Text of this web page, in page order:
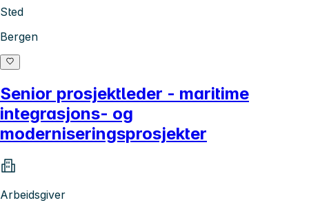
Sted
Bergen
Senior prosjektleder - maritime
integrasjons- og
moderniseringsprosjekter
Arbeidsgiver